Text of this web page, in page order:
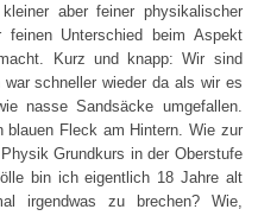
aber feiner physikalischer
Unterschied beim Aspekt
Kurz und knapp: Wir sind
schneller wieder da als wir es
nasse Sandsäcke umgefallen.
blauen Fleck am Hintern. Wie zur
Grundkurs in der Oberstufe
bin ich eigentlich 18 Jahre alt
irgendwas zu brechen? Wie,